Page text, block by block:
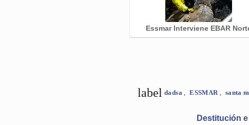
Essmar Interviene EBAR
label dadsa, ESSMAR, santa
Destitución